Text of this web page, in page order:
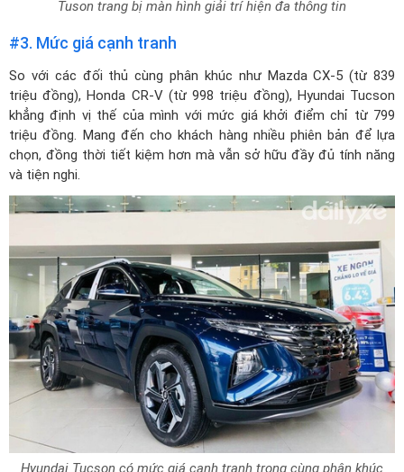
Tuson trang bị màn hình giải trí hiện đa thông tin
#3. Mức giá cạnh tranh
So với các đối thủ cùng phân khúc như Mazda CX-5 (từ 839
triệu đồng), Honda CR-V (từ 998 triệu đồng), Hyundai Tucson
khẳng định vị thế của mình với mức giá khởi điểm chỉ từ 799
triệu đồng. Mang đến cho khách hàng nhiều phiên bản để lựa
chọn, đồng thời tiết kiệm hơn mà vẫn sở hữu đầy đủ tính năng
và tiện nghi.
Hyundai Tucson có mức giá cạnh tranh trong cùng phân khúc